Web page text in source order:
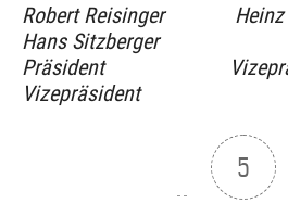
Robert Reisinger
Hans Sitzberger
Präsident
Vizepräsident
5